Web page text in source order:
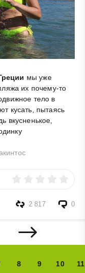
мы уже
их почему-то
тело в
кусать, пытаясь
вкусненькое,
0
2 817
8 9 10 11